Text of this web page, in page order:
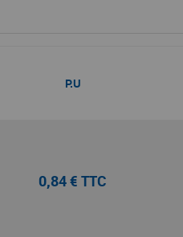
P.U
0,84 € TTC